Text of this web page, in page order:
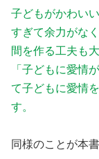
子どもがかわい
すぎて余力がな
間を作る工夫も大
「子どもに愛情
て子どもに愛情
す。
同様のことが本